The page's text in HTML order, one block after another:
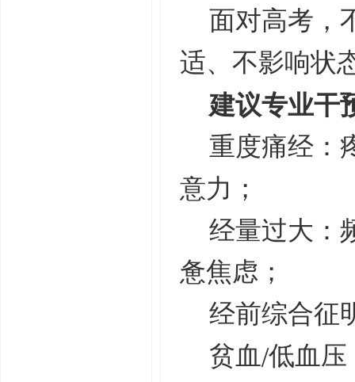
面对高考，
适、不影响状
建议专业干
重度痛经：
意力；
经量过大：
惫焦虑；
经前综合征
贫血/低血压